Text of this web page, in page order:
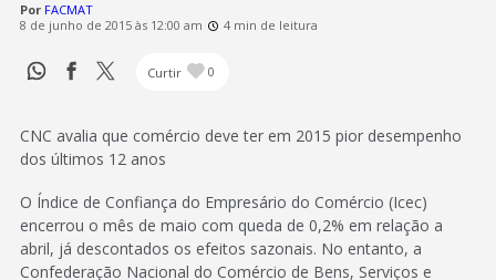
Por FACMAT
8 de junho de 2015 às 12:00 am
4 min de leitura
Curtir 0
CNC avalia que comércio deve ter em 2015 pior desempenho
dos últimos 12 anos
O Índice de Confiança do Empresário do Comércio (Icec)
encerrou o mês de maio com queda de 0,2% em relação a
abril, já descontados os efeitos sazonais. No entanto, a
Confederação Nacional do Comércio de Bens, Serviços e